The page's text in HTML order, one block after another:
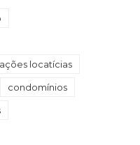
ações locatícias
condomínios